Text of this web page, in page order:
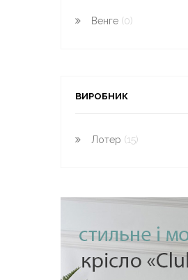
Венге (0)
ВИРОБНИК
Лотер (15)